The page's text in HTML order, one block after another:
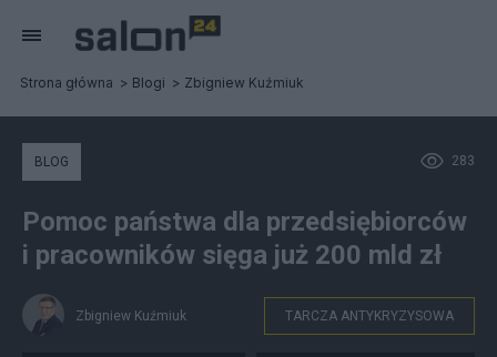
Strona główna Blogi Zbigniew Kuźmiuk
283
BLOG
Pomoc państwa dla przedsiębiorców
i pracowników sięga już 200 mld zł
Zbigniew Kuźmiuk TARCZA ANTYKRYZYSOWA